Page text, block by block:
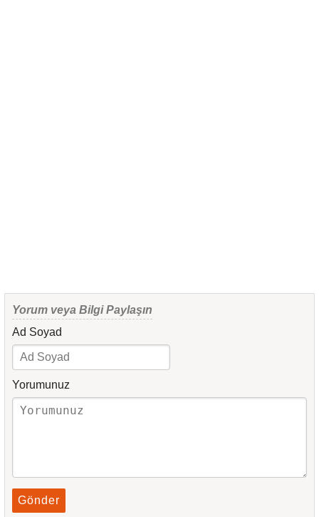
Yorum veya Bilgi Paylaşın
Ad Soyad
Yorumunuz
Gönder